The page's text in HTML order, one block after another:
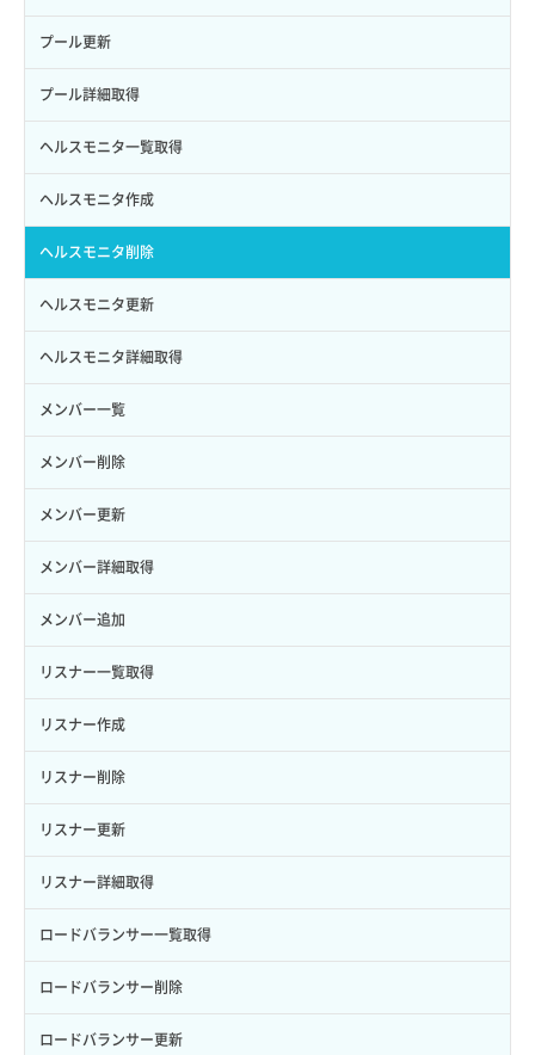
サブユーザー削除
サブユーザー更新
サブユーザー詳細取得
トークン発行
パーミッション一覧取得
ロールからパーミッションを紐づけ解除
ロールにパーミッションを紐づけ
ロール一覧取得
ロール作成
ロール削除
ロール更新
ロール詳細取得
イメージ削除
イメージ詳細取得
アタッチ済みポート一覧取得
アタッチ済みポート詳細取得
アタッチ済みボリューム一覧
アタッチ済みボリューム詳細取得
コンソールURL発行
サーバーに紐づくアドレス取得
サーバーに紐づくアドレス取得（ネットワーク指定）
サーバーに紐づくセキュリティグループ取得
サーバープラン一覧取得
サーバープラン変更
サーバープラン詳細一覧取得
サーバープラン詳細取得
サーバーメタデータ取得
サーバーメタデータ更新（ネームタグ変更）
サーバー一覧取得
サーバー作成
サーバー再構築（OS再インストール）
サーバー利用状況グラフ（CPU）
サーバー利用状況グラフ（ディスクIO）
サーバー利用状況グラフ（トラフィック）
サブネット削除（ローカルネットワーク用）
サブネット詳細取得
セキュリティグループ ルール一覧取得
セキュリティグループ ルール作成
セキュリティグループ ルール削除
セキュリティグループ ルール詳細取得
セキュリティグループ一覧取得
セキュリティグループ作成
セキュリティグループ削除
セキュリティグループ更新
セキュリティグループ詳細取得
ネットワーク一覧取得
ネットワーク作成（ローカルネットワーク用）
ネットワーク削除（ローカルネットワーク用）
ネットワーク詳細取得
ポート一覧取得
ポート作成（ローカルネットワーク用）
ポート作成（追加IP用）
ポート削除
ポート更新
プール更新
プール詳細取得
ヘルスモニタ一覧取得
ヘルスモニタ作成
ヘルスモニタ削除
ヘルスモニタ更新
ヘルスモニタ詳細取得
メンバー一覧
メンバー削除
メンバー更新
メンバー詳細取得
メンバー追加
リスナー一覧取得
リスナー作成
リスナー削除
リスナー更新
リスナー詳細取得
ロードバランサー一覧取得
ロードバランサー削除
ロードバランサー更新